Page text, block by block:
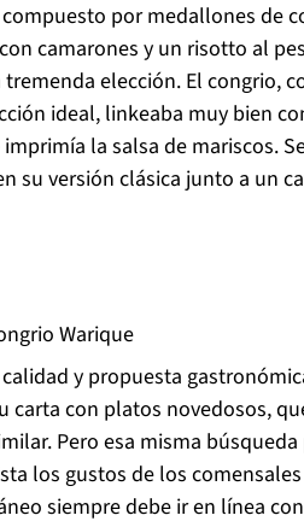
compuesto por medallones de
camarones y un risotto al
elección. El congrio,
ideal, linkeaba muy bien
la salsa de mariscos.
su versión clásica junto a un
Warique
y propuesta
carta con platos novedosos,
Pero esa misma búsqueda
los gustos de los comensales
siempre debe ir en línea